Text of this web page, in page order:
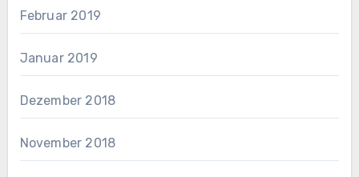
Februar 2019
Januar 2019
Dezember 2018
November 2018